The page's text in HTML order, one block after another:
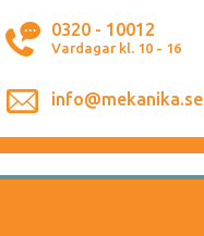
0320 - 10012
Vardagar kl. 10 - 16
info@mekanika.se